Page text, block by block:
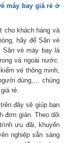
máy bay giá rẻ ở
cho khách hàng và
hãy để Săn vé
Săn vé máy bay là
và ngoài nước.
vé thông minh,
dùng,… chúng
rẻ.
đây sẽ giúp bạn
đơn giản. Theo dõi
ưu đãi, khuyến
nghiệp sẵn sàng